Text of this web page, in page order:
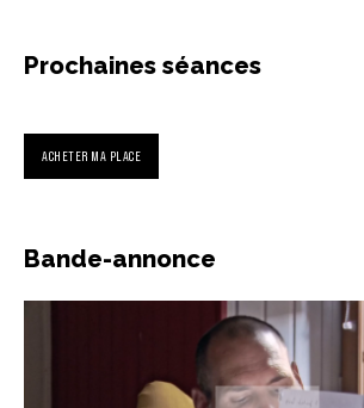
Prochaines séances
ACHETER MA PLACE
Bande-annonce